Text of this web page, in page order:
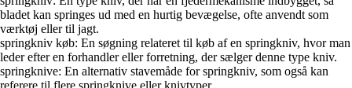
bladet kan springes ud med en hurtig bevægelse, ofte anvendt som
værktøj eller til jagt.
springkniv køb: En søgning relateret til køb af en springkniv, hvor man
leder efter en forhandler eller forretning, der sælger denne type kniv.
springknive: En alternativ stavemåde for springkniv, som også kan
referere til flere springknive eller knivtyper.